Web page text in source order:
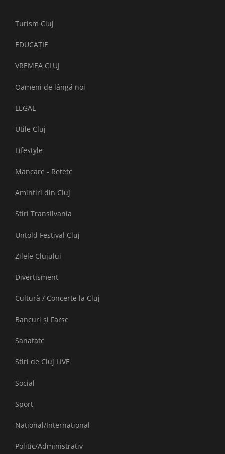
Turism Cluj
EDUCAȚIE
VREMEA CLUJ
Oameni de lângă noi
LEGAL
Utile Cluj
Lifestyle
Mancare - Retete
Amintiri din Cluj
Stiri Transilvania
Untold Festival Cluj
Zilele Clujului
Divertisment
Cultură / Concerte la Cluj
Bancuri și Farse
Sanatate
Stiri de Cluj LIVE
Social
Sport
National/International
Politic/Administrativ